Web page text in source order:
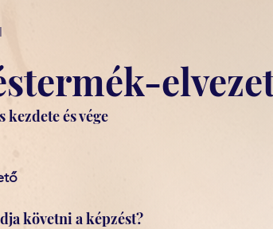
kezdete és vége
követni a képzést?